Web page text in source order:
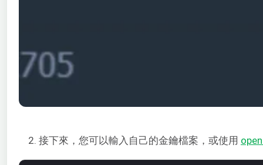
2. 接下來，您可以輸入自己的金鑰檔案，或使用